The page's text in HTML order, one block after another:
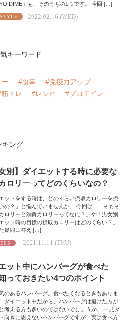
DIME」も、そのうちの1つです。 今回 […]
2022.02.16 (WED)
キーワード
ー #食事
#免疫力アップ
筋トレ #レシピ
#プロテイン
キング
女別】ダイエットする時に必要な
ロリーってどのくらいなの？
エットをする時は、どのくらい摂取カロリーを摂
の？」と悩んでいませんか。 今回は、「そもそ
ロリーと消費カロリーってなに？」や「男女別
ット時の目標の摂取カロリーはどのくらい？」
疑問に答え […]
2021.11.11 (THU)
ット中にハンバーグが食べた
っておきたい4つのポイント
のあるハンバーグ。食べたくなるときもありま
ダイエット中だから、ハンバーグは避けた方が
考える方も多いのではないでしょうか。 一見ダ
向きに思えないハンバーグですが、実は食べ方